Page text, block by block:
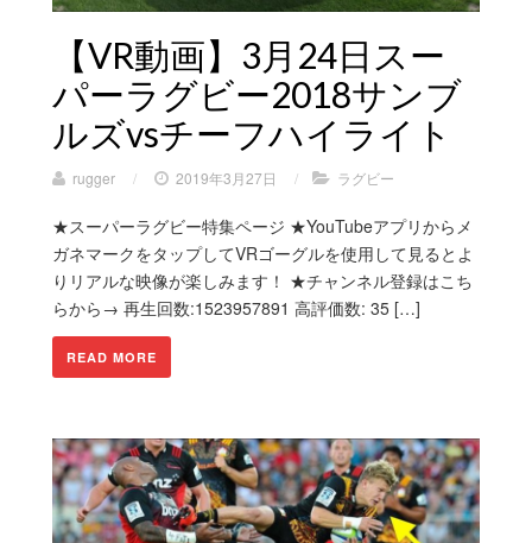
【VR動画】3月24日スー
パーラグビー2018サンブ
ルズvsチーフハイライト
rugger / 2019年3月27日 / ラグビー
★スーパーラグビー特集ページ ★YouTubeアプリからメ
ガネマークをタップしてVRゴーグルを使用して見るとよ
りリアルな映像が楽しみます！ ★チャンネル登録はこち
らから→ 再生回数:1523957891 高評価数: 35 […]
READ MORE